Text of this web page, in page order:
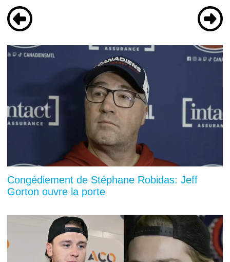
Congédiement de Stéphane Robidas: Jeff
Gorton ouvre la porte